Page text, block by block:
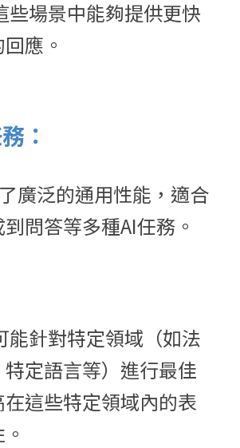
些場景中能夠提供更快
應。
：
廣泛的通用性能，適合
問答等多種AI任務。
能針對特定領域（如法
定語言等）進行最佳
這些特定領域內的表